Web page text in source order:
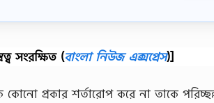
সংরক্ষিত (বাংলা নিউজ এক্সপ্রেস)]
কোনো প্রকার শর্তারোপ করে না তাকে